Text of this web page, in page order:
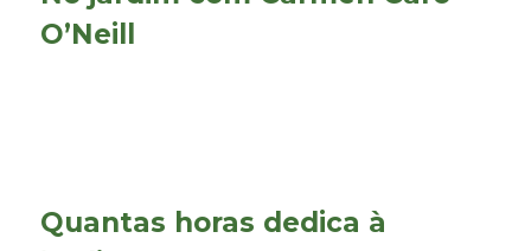
O’Neill
Quantas horas dedica à